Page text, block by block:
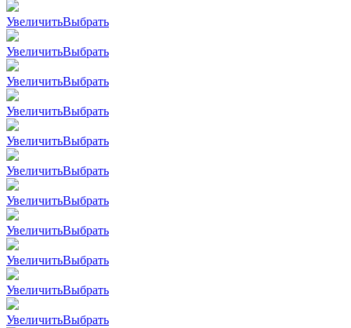
УвеличитьВыбрать
УвеличитьВыбрать
УвеличитьВыбрать
УвеличитьВыбрать
УвеличитьВыбрать
УвеличитьВыбрать
УвеличитьВыбрать
УвеличитьВыбрать
УвеличитьВыбрать
УвеличитьВыбрать
УвеличитьВыбрать